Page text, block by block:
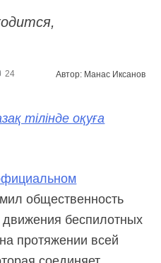
24 Автор: Манас Иксанов
тілінде оқуға
общественность
беспилотных
протяжении всей